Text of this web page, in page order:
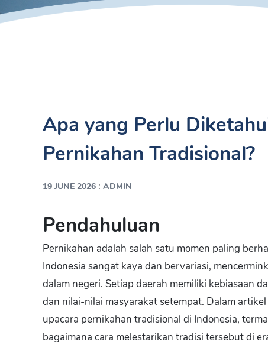
Apa yang Perlu
Pernikahan Tradisional?
19 JUNE 2026 : ADMIN
Pendahuluan
Pernikahan adalah salah satu momen paling
Indonesia sangat kaya dan bervariasi,
dalam negeri. Setiap daerah memiliki kebiasaan
dan nilai-nilai masyarakat setempat. Dalam
upacara pernikahan tradisional di Indonesia,
bagaimana cara melestarikan tradisi tersebut di